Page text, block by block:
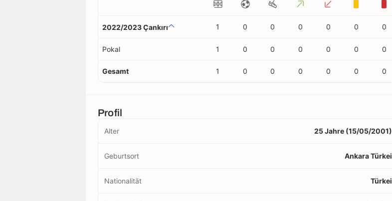
2022/2023 Çankırı 1 0 0 0 0 0 0
Pokal 1 0 0 0 0 0 0
Gesamt 1 0 0 0 0 0 0
Profil
Alter 25 Jahre (15/05/2001)
Geburtsort Ankara Türkei
Nationalität Türkei